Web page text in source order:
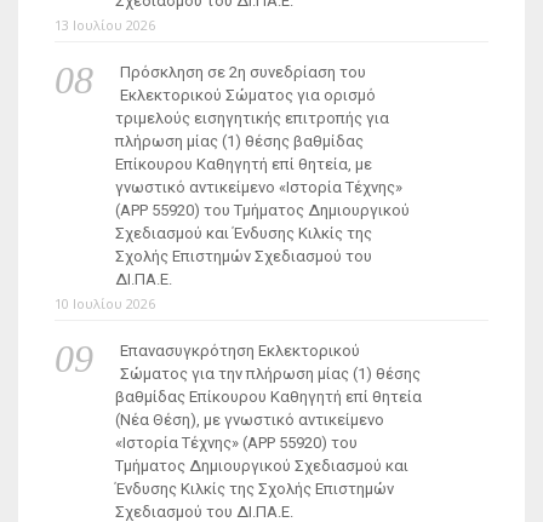
13 Ιουλίου 2026
Πρόσκληση σε 2η συνεδρίαση του
Εκλεκτορικού Σώματος για ορισμό
τριμελούς εισηγητικής επιτροπής για
πλήρωση μίας (1) θέσης βαθμίδας
Επίκουρου Καθηγητή επί θητεία, με
γνωστικό αντικείμενο «Ιστορία Τέχνης»
(ΑΡΡ 55920) του Τμήματος Δημιουργικού
Σχεδιασμού και Ένδυσης Κιλκίς της
Σχολής Επιστημών Σχεδιασμού του
ΔΙ.ΠΑ.Ε.
10 Ιουλίου 2026
Επανασυγκρότηση Εκλεκτορικού
Σώματος για την πλήρωση μίας (1) θέσης
βαθμίδας Επίκουρου Καθηγητή επί θητεία
(Νέα Θέση), με γνωστικό αντικείμενο
«Ιστορία Τέχνης» (ΑΡΡ 55920) του
Τμήματος Δημιουργικού Σχεδιασμού και
Ένδυσης Κιλκίς της Σχολής Επιστημών
Σχεδιασμού του ΔΙ.ΠΑ.Ε.